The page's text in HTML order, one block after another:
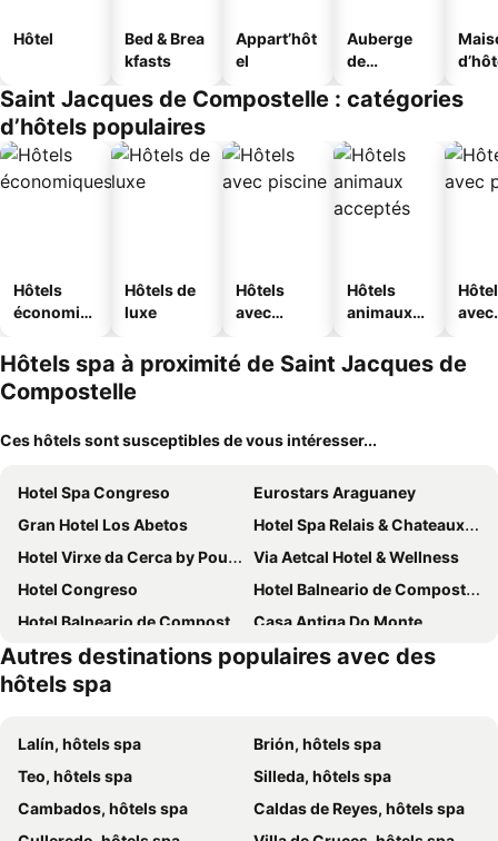
Hôtel
Bed & Brea
kfasts
Appart’hôt
el
Auberge
de
Saint Jacques de Compostelle : catégories
d’hôtels populaires
Hôtels
économiq
Hôtels de
luxe
Hôtels
avec
Hôtels
animaux
avec
Hôtels spa à proximité de Saint Jacques de
Compostelle
Ces hôtels sont susceptibles de vous intéresser...
Hotel Spa Congreso
Eurostars Araguaney
Gran Hotel Los Abetos
Hotel Spa Relais & Chateaux A Quinta da Auga
Hotel Virxe da Cerca by Pousadas de Compostela
Via Aetcal Hotel & Wellness
Hotel Congreso
Hotel Balneario de Compostela
Hotel Balneario de Compostela
Casa Antiga Do Monte
Autres destinations populaires avec des
hôtels spa
Lalín, hôtels spa
Brión, hôtels spa
Teo, hôtels spa
Silleda, hôtels spa
Cambados, hôtels spa
Caldas de Reyes, hôtels spa